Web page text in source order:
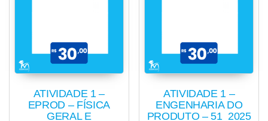
ATIVIDADE 1 –
EPROD – FÍSICA
GERAL E
ATIVIDADE 1 –
ENGENHARIA DO
PRODUTO – 51_2025